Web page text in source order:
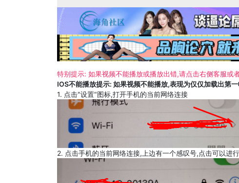
特别提示: 如果视频不能播放或播放出错,请点击右侧客服或
IOS不能播放提示: 如果视频不能播放,表现为仅仅加载出第
1. 点击"设置"图标,打开手机的当前网络连接
2. 点击手机的当前网络连接,上边有一个感叹号,点击可以进